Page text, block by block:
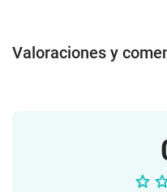
Valoraciones y